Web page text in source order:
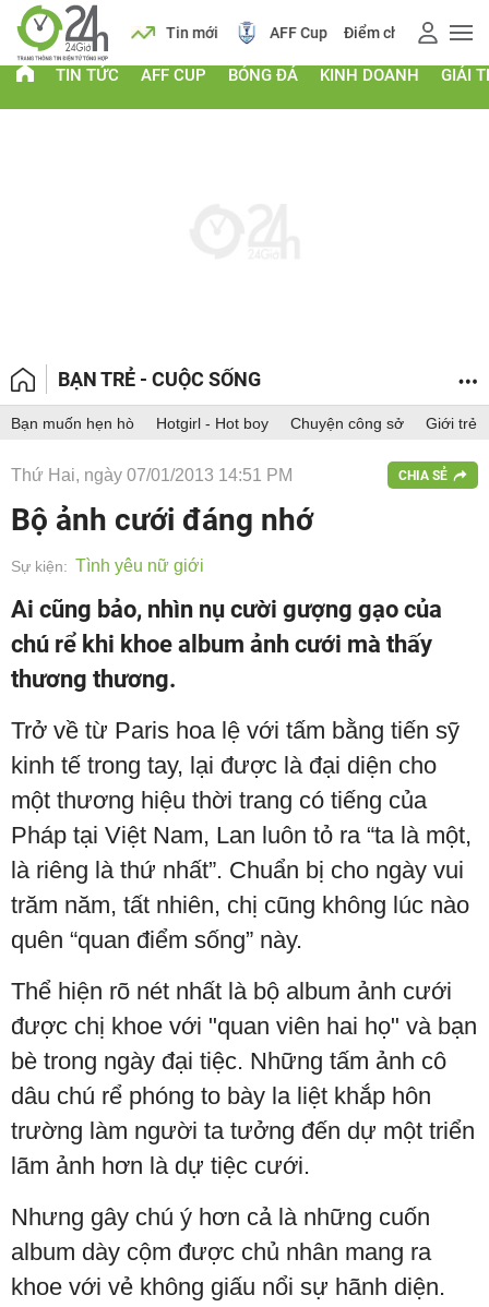
Lịch Tin mới AFF Cup Điểm chuẩn 2026
TIN TỨC AFF CUP BÓNG ĐÁ KINH DOANH GIẢI
BẠN TRẺ - CUỘC SỐNG
Bạn muốn hẹn hò Hotgirl - Hot boy Chuyện công sở Giới trẻ
Thứ Hai, ngày 07/01/2013 14:51 PM CHIA SẺ
Bộ ảnh cưới đáng nhớ
Sự kiện: Tình yêu nữ giới
Ai cũng bảo, nhìn nụ cười gượng gạo của
chú rể khi khoe album ảnh cưới mà thấy
thương thương.
Trở về từ Paris hoa lệ với tấm bằng tiến sỹ
kinh tế trong tay, lại được là đại diện cho
một thương hiệu thời trang có tiếng của
Pháp tại Việt Nam, Lan luôn tỏ ra “ta là một,
là riêng là thứ nhất”. Chuẩn bị cho ngày vui
trăm năm, tất nhiên, chị cũng không lúc nào
quên “quan điểm sống” này.
Thể hiện rõ nét nhất là bộ album ảnh cưới
được chị khoe với "quan viên hai họ" và bạn
bè trong ngày đại tiệc. Những tấm ảnh cô
dâu chú rể phóng to bày la liệt khắp hôn
trường làm người ta tưởng đến dự một triển
lãm ảnh hơn là dự tiệc cưới.
Nhưng gây chú ý hơn cả là những cuốn
album dày cộm được chủ nhân mang ra
khoe với vẻ không giấu nổi sự hãnh diện.